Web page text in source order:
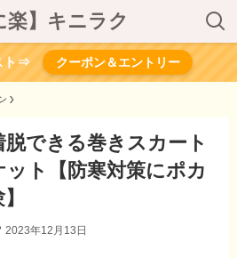
楽】キニラク
ト⇒ クーポン＆エントリー
できる巻きスカート
ット【防寒対策にポカ
2023年12月13日